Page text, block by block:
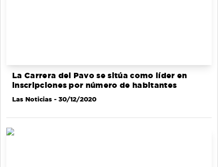
La Carrera del Pavo se sitúa como líder en
inscripciones por número de habitantes
Las Noticias - 30/12/2020